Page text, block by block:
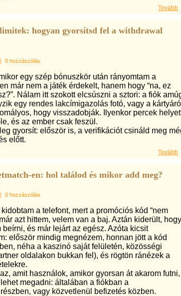
Tovább
hogyan gyorsítsd fel a withdrawal
| 0 hozzászólás
egy szép bónuszkör után rányomtam a
már nem a játék érdekelt, hanem hogy “na, ez
Nálam itt szokott elcsúszni a sztori: a fiók
egy rendes lakcímigazolás fotó, vagy a
hogy visszadobják. Ilyenkor percek
és az ember csak feszül.
gyorsít: először is, a verifikációt csináld meg
előtt.
Tovább
en: hol találod és mikor add meg?
| 0 hozzászólás
a telefont, mert a promóciós kód “nem
azt hittem, velem van a baj. Aztán kiderült, hogy
és már lejárt az egész. Azóta kicsit
először mindig megnézem, honnan jött a kód
néha a kaszinó saját felületén, közösségi
oldalakon bukkan fel), és rögtön ránézek a
az, amit használok, amikor gyorsan át akarom futni,
megadni: általában a fiókban a
vagy közvetlenül befizetés közben.